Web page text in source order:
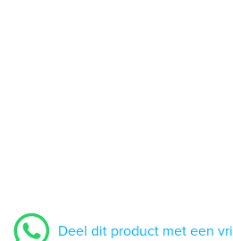
Deel dit product met een